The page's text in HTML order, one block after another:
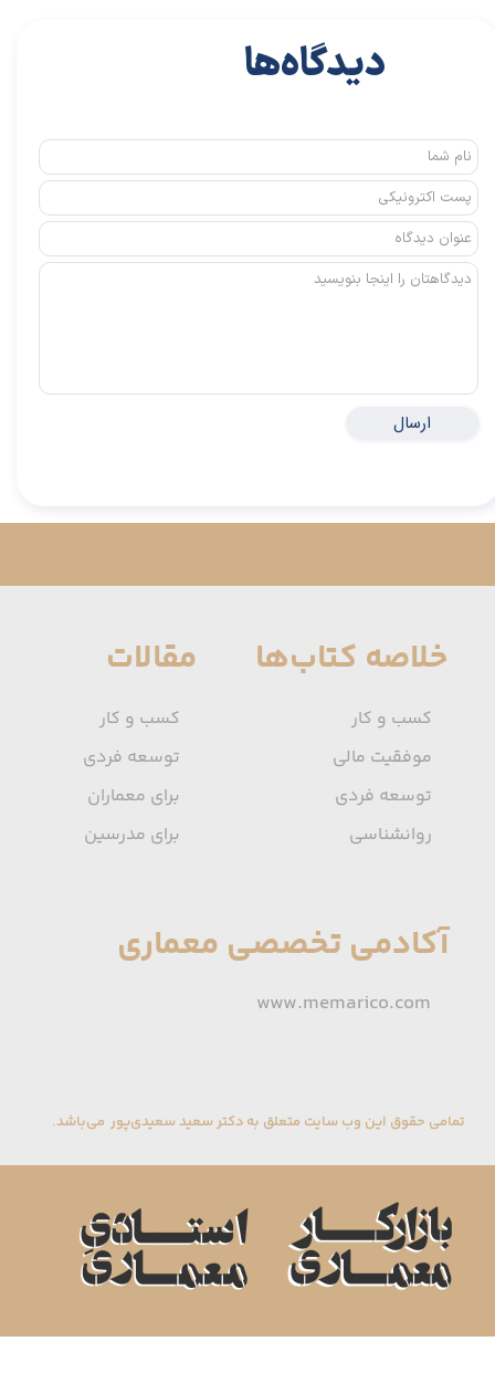
ارسال
دیدگاه‌ها
خلاصه کتاب‌ها
کسب و کار
موفقیت مالی
توسعه فردی
روانشناسی
مقالات
آکادمی تخصصی معماری
www.memarico.com
تمامی حقوق این وب سایت متعلق به دکتر سعید سعیدی‌پور می‌باشد.
کسب و کار
توسعه فردی
برای معماران
برای مدرسین